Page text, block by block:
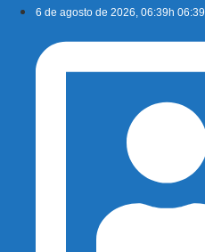
conteúdo
6 de agosto de 2026, 06:39h 06:39